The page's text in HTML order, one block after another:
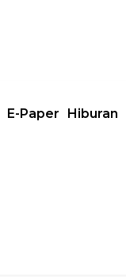
E-Paper Hiburan